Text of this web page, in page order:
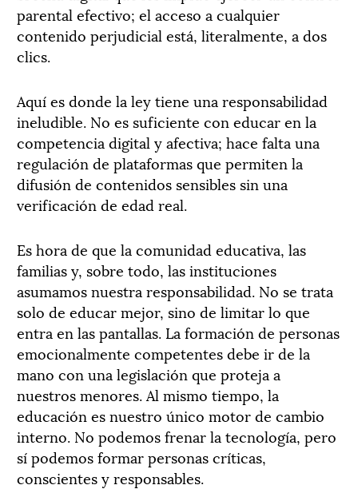
parental efectivo; el acceso a cualquier
contenido perjudicial está, literalmente, a dos
clics.
Aquí es donde la ley tiene una responsabilidad
ineludible. No es suficiente con educar en la
competencia digital y afectiva; hace falta una
regulación de plataformas que permiten la
difusión de contenidos sensibles sin una
verificación de edad real.
Es hora de que la comunidad educativa, las
familias y, sobre todo, las instituciones
asumamos nuestra responsabilidad. No se trata
solo de educar mejor, sino de limitar lo que
entra en las pantallas. La formación de personas
emocionalmente competentes debe ir de la
mano con una legislación que proteja a
nuestros menores. Al mismo tiempo, la
educación es nuestro único motor de cambio
interno. No podemos frenar la tecnología, pero
sí podemos formar personas críticas,
conscientes y responsables.